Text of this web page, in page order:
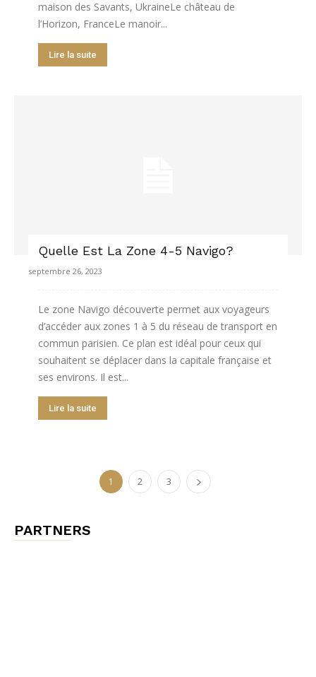
maison des Savants, UkraineLe château de
l’Horizon, FranceLe manoir...
Lire la suite
Quelle Est La Zone 4-5 Navigo?
septembre 26, 2023
Le zone Navigo découverte permet aux voyageurs
d’accéder aux zones 1 à 5 du réseau de transport en
commun parisien. Ce plan est idéal pour ceux qui
souhaitent se déplacer dans la capitale française et
ses environs. Il est...
Lire la suite
1 2 3
PARTNERS